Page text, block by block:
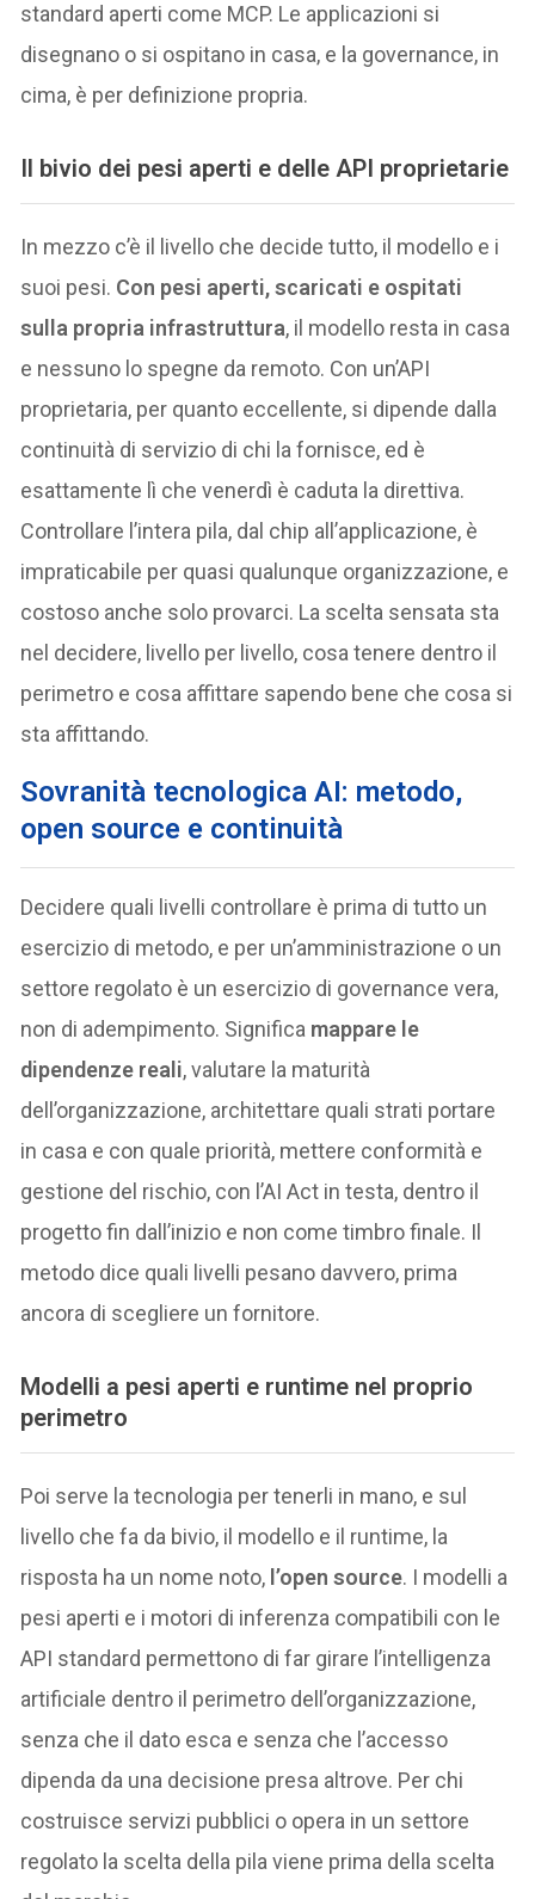
standard aperti come MCP. Le applicazioni si
disegnano o si ospitano in casa, e la governance, in
cima, è per definizione propria.
Il bivio dei pesi aperti e delle API proprietarie
In mezzo c’è il livello che decide tutto, il modello e i
suoi pesi. Con pesi aperti, scaricati e ospitati
sulla propria infrastruttura, il modello resta in casa
e nessuno lo spegne da remoto. Con un’API
proprietaria, per quanto eccellente, si dipende dalla
continuità di servizio di chi la fornisce, ed è
esattamente lì che venerdì è caduta la direttiva.
Controllare l’intera pila, dal chip all’applicazione, è
impraticabile per quasi qualunque organizzazione, e
costoso anche solo provarci. La scelta sensata sta
nel decidere, livello per livello, cosa tenere dentro il
perimetro e cosa affittare sapendo bene che cosa si
sta affittando.
Sovranità tecnologica AI: metodo,
open source e continuità
Decidere quali livelli controllare è prima di tutto un
esercizio di metodo, e per un’amministrazione o un
settore regolato è un esercizio di governance vera,
non di adempimento. Significa mappare le
dipendenze reali, valutare la maturità
dell’organizzazione, architettare quali strati portare
in casa e con quale priorità, mettere conformità e
gestione del rischio, con l’AI Act in testa, dentro il
progetto fin dall’inizio e non come timbro finale. Il
metodo dice quali livelli pesano davvero, prima
ancora di scegliere un fornitore.
Modelli a pesi aperti e runtime nel proprio
perimetro
Poi serve la tecnologia per tenerli in mano, e sul
livello che fa da bivio, il modello e il runtime, la
risposta ha un nome noto, l’open source. I modelli a
pesi aperti e i motori di inferenza compatibili con le
API standard permettono di far girare l’intelligenza
artificiale dentro il perimetro dell’organizzazione,
senza che il dato esca e senza che l’accesso
dipenda da una decisione presa altrove. Per chi
costruisce servizi pubblici o opera in un settore
regolato la scelta della pila viene prima della scelta